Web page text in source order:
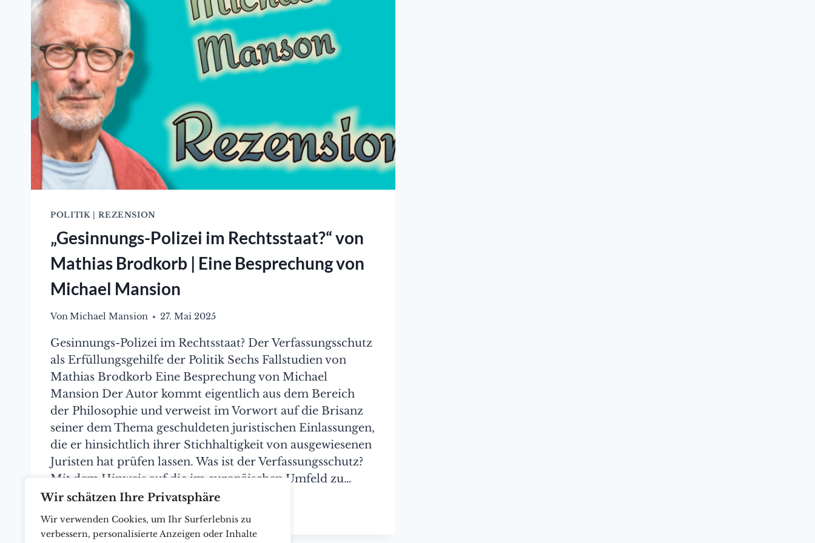
Wir schätzen Ihre Privatsphäre
Wir verwenden Cookies, um Ihr Surferlebnis zu
verbessern, personalisierte Anzeigen oder Inhalte
POLITIK |REZENSION
„Gesinnungs-Polizei im Rechtsstaat?“ von
Mathias Brodkorb | Eine Besprechung von
Michael Mansion
VonMichael Mansion 27. Mai 2025
Gesinnungs-Polizei im Rechtsstaat? Der Verfassungsschutz
als Erfüllungsgehilfe der Politik Sechs Fallstudien von
Mathias Brodkorb Eine Besprechung von Michael
Mansion Der Autor kommt eigentlich aus dem Bereich
der Philosophie und verweist im Vorwort auf die Brisanz
seiner dem Thema geschuldeten juristischen Einlassungen,
die er hinsichtlich ihrer Stichhaltigkeit von ausgewiesenen
Juristen hat prüfen lassen. Was ist der Verfassungsschutz?
Mit dem Hinweis auf die im europäischen Umfeld zu…
„GESINNUNGS-
POLIZEI
IM